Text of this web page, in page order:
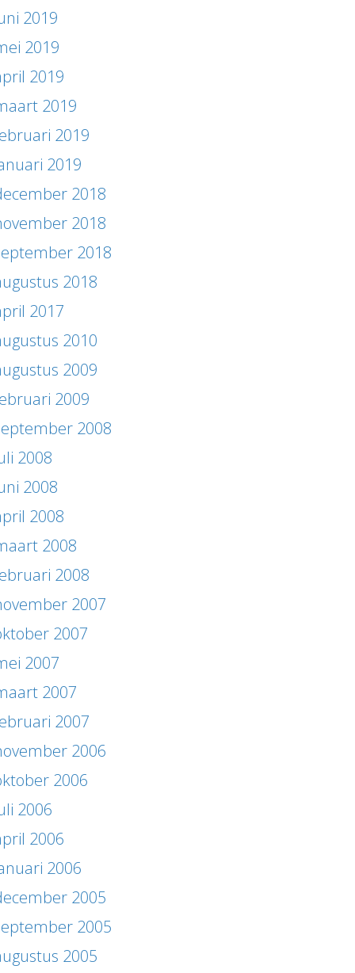
2019
2019
2019
2019
2019
2019
2018
2018
2018
2018
2017
2010
2009
2009
2008
2008
2008
2008
2008
2008
2007
2007
2007
2007
2007
2006
2006
2006
2006
2006
2005
2005
2005